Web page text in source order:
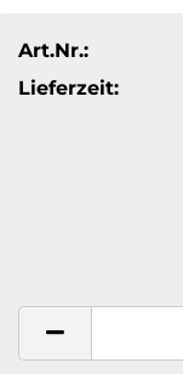
Art.Nr.:
Lieferzeit: